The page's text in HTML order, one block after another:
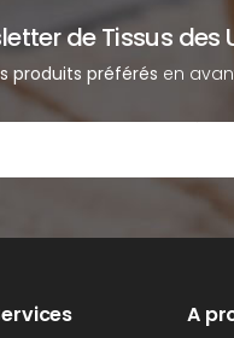
de Tissus des
produits préférés en
A